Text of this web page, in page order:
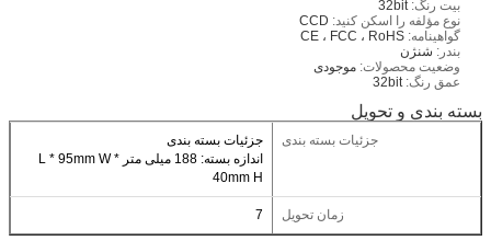
بیت رنگ: 32bit
نوع مؤلفه را اسکن کنید: CCD
گواهینامه: CE ، FCC ، RoHS
بندر: شنژن
وضعیت محصولات: موجودی
عمق رنگ: 32bit
بسته بندی و تحویل
جزئیات بسته بندی
جزئیات بسته بندی
اندازه بسته: 188 میلی متر L * 95mm W *
40mm H
زمان تحویل 7